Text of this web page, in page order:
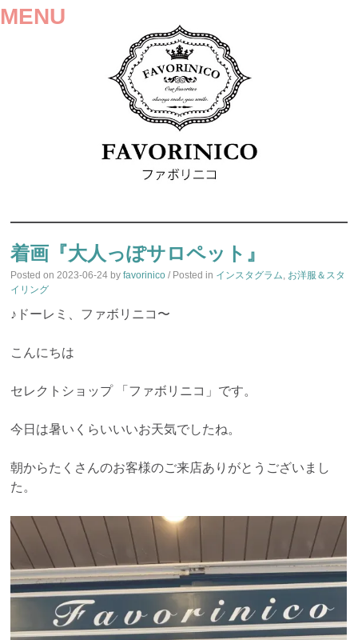
MENU
TO
CONTENT
着画『大人っぽサロペット』
Posted on2023-06-24 byfavorinico / Posted in インスタグラム, お洋服＆スタ
イリング
♪ドーレミ、ファボリニコ〜
こんにちは
セレクトショップ 「ファボリニコ」です。
今日は暑いくらいいいお天気でしたね。
朝からたくさんのお客様のご来店ありがとうございまし
た。